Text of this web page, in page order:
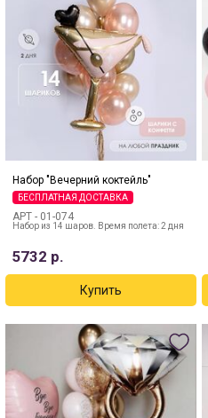
Набор "Вечерний коктейль"
БЕСПЛАТНАЯ ДОСТАВКА
АРТ - 01-074
Набор из 14 шаров. Время полета: 2 дня
5732 р.